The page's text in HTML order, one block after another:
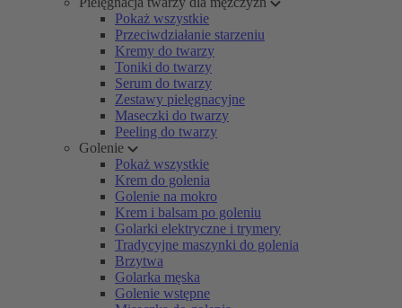
Pokaż wszystkie
Przeciwdziałanie starzeniu
Kremy do twarzy
Toniki do twarzy
Serum do twarzy
Zestawy pielęgnacyjne
Maseczki do twarzy
Peeling do twarzy
Golenie
Pokaż wszystkie
Krem do golenia
Golenie na mokro
Krem i balsam po goleniu
Golarki elektryczne i trymery
Tradycyjne maszynki do golenia
Brzytwa
Golarka męska
Golenie wstępne